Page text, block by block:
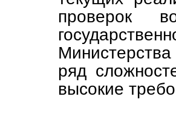
проверок
ряд
высокие